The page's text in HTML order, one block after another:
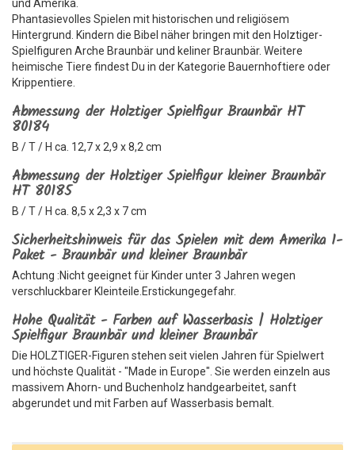
und Amerika.
Phantasievolles Spielen mit historischen und religiösem
Hintergrund. Kindern die Bibel näher bringen mit den Holztiger-
Spielfiguren Arche Braunbär und keliner Braunbär. Weitere
heimische Tiere findest Du in der Kategorie Bauernhoftiere oder
Krippentiere.
Abmessung der Holztiger Spielfigur Braunbär HT
80184
B / T / H ca. 12,7 x 2,9 x 8,2 cm
Abmessung der Holztiger Spielfigur kleiner Braunbär
HT 80185
B / T / H ca. 8,5 x 2,3 x 7 cm
Sicherheitshinweis für das Spielen mit dem Amerika 1-
Paket - Braunbär und kleiner Braunbär
Achtung :Nicht geeignet für Kinder unter 3 Jahren wegen
verschluckbarer Kleinteile.Erstickungegefahr.
Hohe Qualität - Farben auf Wasserbasis | Holztiger
Spielfigur Braunbär und kleiner Braunbär
Die HOLZTIGER-Figuren stehen seit vielen Jahren für Spielwert
und höchste Qualität - "Made in Europe". Sie werden einzeln aus
massivem Ahorn- und Buchenholz handgearbeitet, sanft
abgerundet und mit Farben auf Wasserbasis bemalt.